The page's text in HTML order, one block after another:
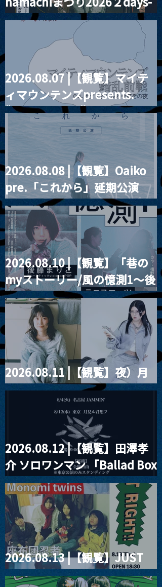
月見ル君想フ編②
2026.08.07 |【観覧】マイテ
ィマウンテンズpresents.
“HALL-IN-ONE”
2026.08.08 |【観覧】Oaiko
pre.「これから」延期公演
Blurred City Lights × 17歳
とベルリンの壁
2026.08.10 |【観覧】「巷の
myストーリー/風の憶測1～後
藤まりこアコースティック
violence POPとテニスコー
ツ」
2026.08.11 |【観覧】夜）月
見ル君想フpre. Sugar Shock
2026.08.12 |【観覧】田澤孝
介 ソロワンマン 「Ballad Box
2026」
2026.08.13 |【観覧】JUST
RIGHT!! vol.26